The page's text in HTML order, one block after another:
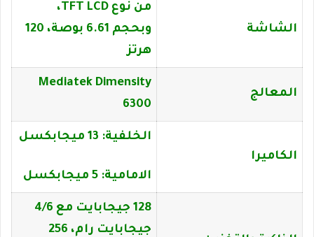
الشاشة
من نوع TFT LCD،
وبحجم 6.61 بوصة، 120
هرتز
المعالج
Mediatek Dimensity
6300
الكاميرا
الخلفية: 13 ميجابكسل
الامامية: 5 ميجابكسل
128 جيجابايت مع 4/6
جيجابايت رام، 256